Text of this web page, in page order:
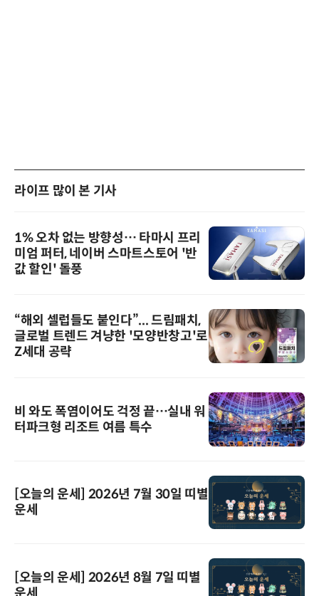
라이프 많이 본 기사
1% 오차 없는 방향성… 타마시 프리
미엄 퍼터, 네이버 스마트스토어 '반
값 할인' 돌풍
“해외 셀럽들도 붙인다”... 드림패치,
글로벌 트렌드 겨냥한 '모양반창고'로
Z세대 공략
비 와도 폭염이어도 걱정 끝…실내 워
터파크형 리조트 여름 특수
[오늘의 운세] 2026년 7월 30일 띠별
운세
[오늘의 운세] 2026년 8월 7일 띠별